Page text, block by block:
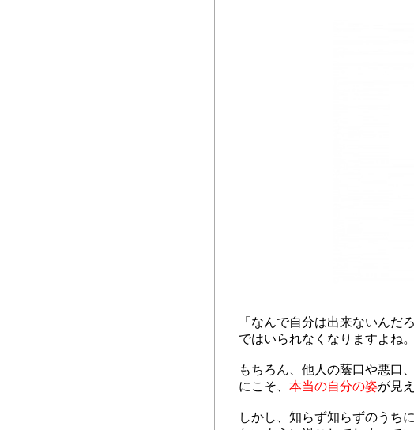
「なんで自分は出来ないんだ
ではいられなくなりますよね。
もちろん、他人の蔭口や悪口
にこそ、 本当の自分の姿が見
しかし、知らず知らずのうち